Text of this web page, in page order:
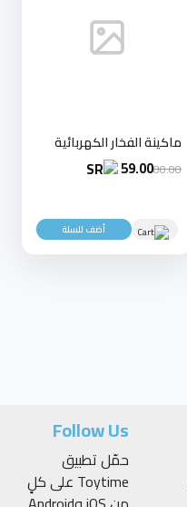
ماكينة الفخار الكهربائية
80.00
59.00
أضف للسلة
Follow Us
حمّل تطبيق
Toytime على كلٍ